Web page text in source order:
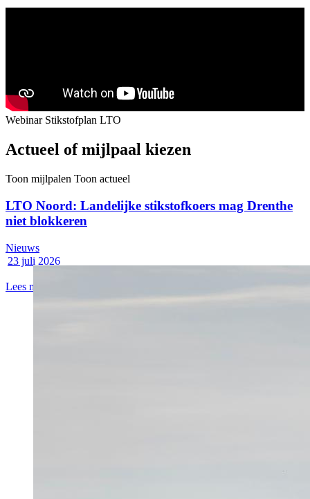
Webinar Stikstofplan LTO
Actueel of mijlpaal kiezen
Toon mijlpalen Toon actueel
LTO Noord: Landelijke stikstofkoers mag Drenthe
niet blokkeren
23 juli 2026
Lees meer
Nieuws